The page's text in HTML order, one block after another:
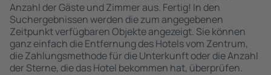
Anzahl der Gäste und Zimmer aus. Fertig! In den
Suchergebnissen werden die zum angegebenen
Zeitpunkt verfügbaren Objekte angezeigt. Sie können
ganz einfach die Entfernung des Hotels vom Zentrum,
die Zahlungsmethode für die Unterkunft oder die Anzahl
der Sterne, die das Hotel bekommen hat, überprüfen.